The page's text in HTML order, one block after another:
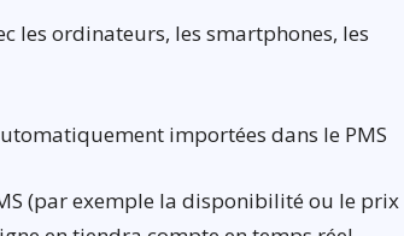
les ordinateurs, les smartphones, les
importées dans le PMS
(par exemple la disponibilité ou le prix